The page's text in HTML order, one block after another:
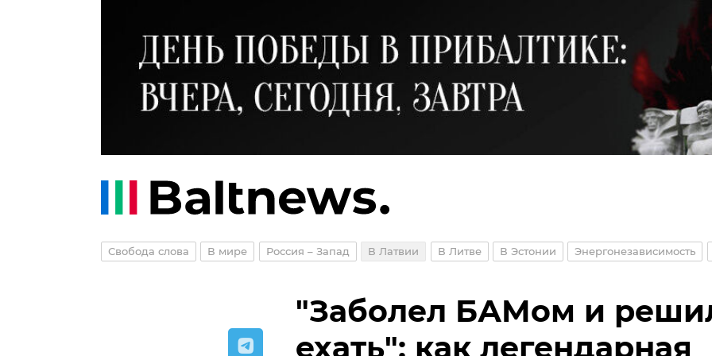
Свобода слова В мире Россия – Запад В Латвии В Литве В Эстонии Энергонезависимость
"Заболел БАМом и
ехать": как легендарная